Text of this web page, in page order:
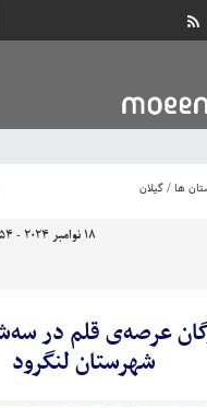
ها/گیلان
18 نوامبر 2024 - 0:54
عرصه‌ی قلم در
شهرستان لنگرود